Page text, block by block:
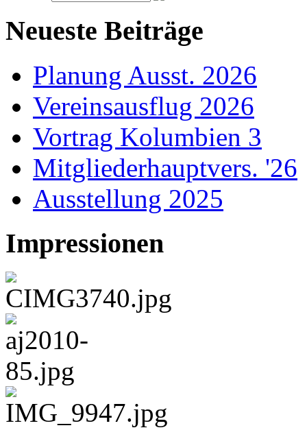
Neueste Beiträge
Planung Ausst. 2026
Vereinsausflug 2026
Vortrag Kolumbien 3
Mitgliederhauptvers. '26
Ausstellung 2025
Impressionen